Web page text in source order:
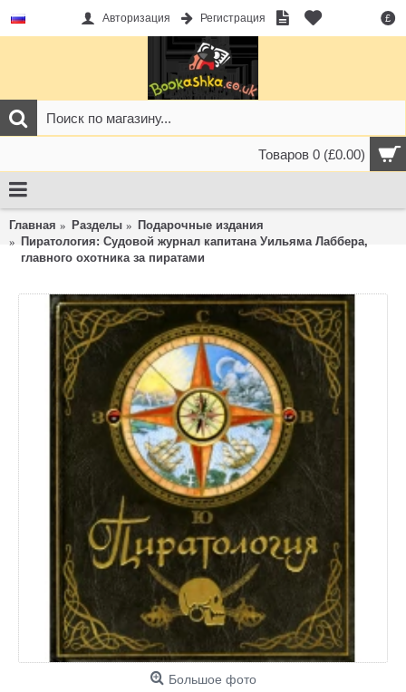
£
Авторизация Регистрация
Товаров 0 (£0.00)
Главная Разделы
Подарочные издания
Пиратология: Судовой журнал капитана Уильяма Лаббера,
главного охотника за пиратами
Большое фото